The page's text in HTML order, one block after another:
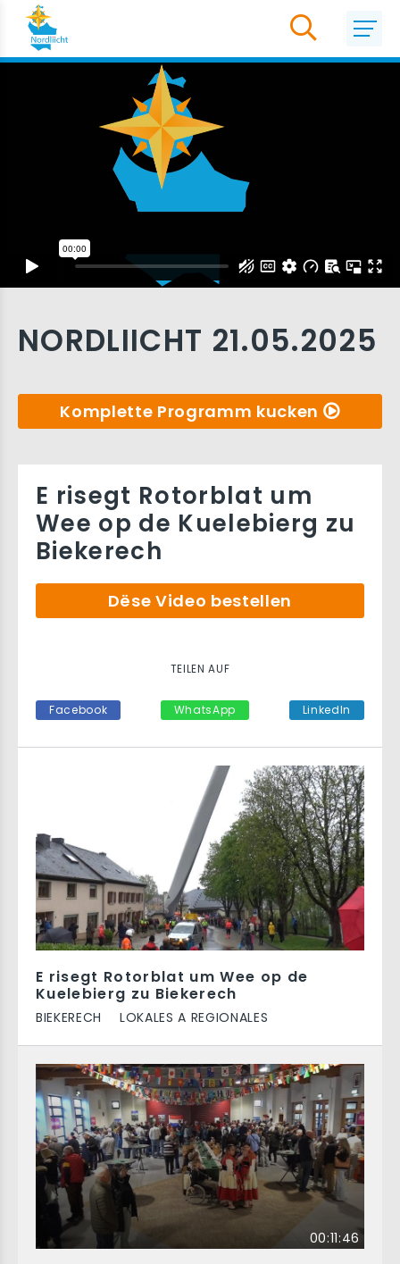
NORDLIICHT 21.05.2025
Komplette Programm kucken
E risegt Rotorblat um Wee op de
Kuelebierg zu Biekerech
BIEKERECH LOKALES A REGIONALES
00:11:46
E risegt Rotorblat um
Wee op de Kuelebierg zu
Biekerech
Dëse Video bestellen
TEILEN AUF
Facebook WhatsApp LinkedIn